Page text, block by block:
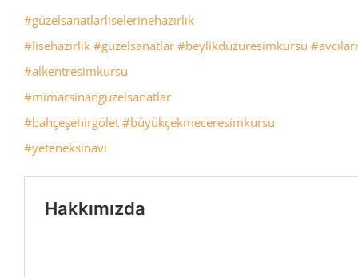
#güzelsanatlarliselerinehazırlık
#lisehazırlık #güzelsanatlar #beylikdüzüresimkursu
#alkentresimkursu
#mimarsinangüzelsanatlar
#bahçeşehirgölet #büyükçekmeceresimkursu
#yeteneksınavı